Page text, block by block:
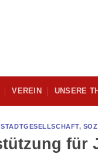
VEREIN UNSERE
,
für